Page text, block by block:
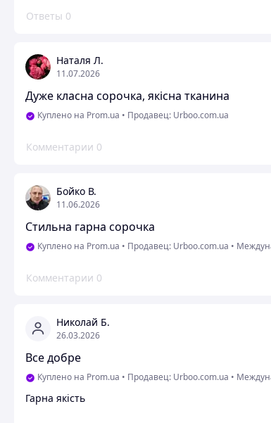
Ответы 0
Наталя Л.
11.07.2026
Дуже класна сорочка, якісна тканина
Куплено на Prom.ua • Продавец: Urboo.com.ua
Комментарии 0
Бойко В.
11.06.2026
Стильна гарна сорочка
Куплено на Prom.ua • Продавец: Urboo.com.ua •
Комментарии 0
Николай Б.
26.03.2026
Все добре
Куплено на Prom.ua • Продавец: Urboo.com.ua •
Гарна якість